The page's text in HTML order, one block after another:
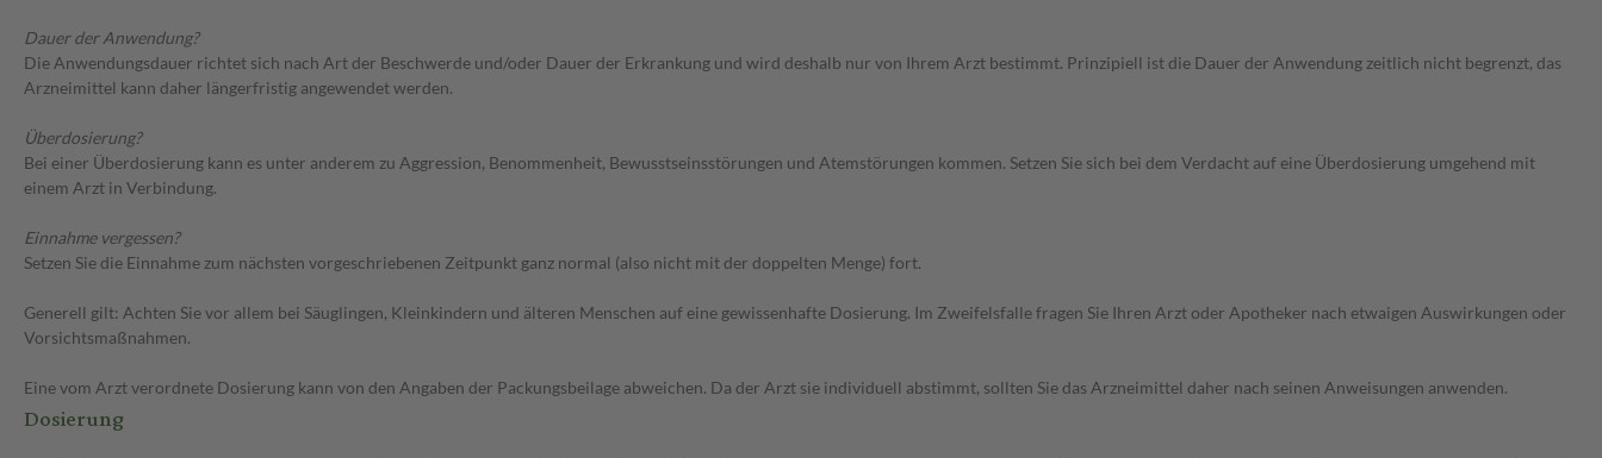
Dauer der Anwendung?
Die Anwendungsdauer richtet sich nach Art der Beschwerde und/oder Dauer der Erkrankung und wird deshalb nur von Ihrem Arzt bestimmt. Prinzipiell ist die Dauer der Anwendung zeitlich nicht begrenzt, das
Arzneimittel kann daher längerfristig angewendet werden.
Überdosierung?
Bei einer Überdosierung kann es unter anderem zu Aggression, Benommenheit, Bewusstseinsstörungen und Atemstörungen kommen. Setzen Sie sich bei dem Verdacht auf eine Überdosierung umgehend mit
einem Arzt in Verbindung.
Einnahme vergessen?
Setzen Sie die Einnahme zum nächsten vorgeschriebenen Zeitpunkt ganz normal (also nicht mit der doppelten Menge) fort.
Generell gilt: Achten Sie vor allem bei Säuglingen, Kleinkindern und älteren Menschen auf eine gewissenhafte Dosierung. Im Zweifelsfalle fragen Sie Ihren Arzt oder Apotheker nach etwaigen Auswirkungen oder
Vorsichtsmaßnahmen.
Eine vom Arzt verordnete Dosierung kann von den Angaben der Packungsbeilage abweichen. Da der Arzt sie individuell abstimmt, sollten Sie das Arzneimittel daher nach seinen Anweisungen anwenden.
Dosierung